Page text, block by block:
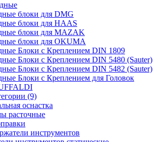
блоки для DMG
блоки для HAAS
блоки для MAZAK
блоки для OKUMA
Блоки с Креплением DIN 1809
Блоки с Креплением DIN 5480 (Sauter)
Блоки с Креплением DIN 5482 (Sauter)
Блоки с Креплением для Головок
(9)
оснастка
расточные
инструментов